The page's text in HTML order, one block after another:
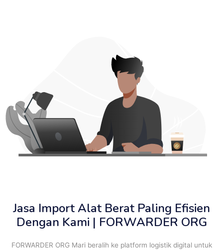
Jasa Import Alat Berat Paling Efisien
Dengan Kami | FORWARDER ORG
FORWARDER ORG Mari beralih ke platform logistik digital untuk